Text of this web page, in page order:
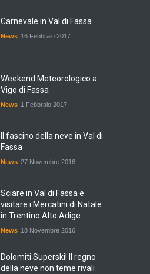
Carnevale in Val di Fassa
News 16 Febbraio 2017
Weekend Meteorologico a
Vigo di Fassa
News 1 Febbraio 2017
Il fascino della neve in Val di
Fassa
News 27 Novembre 2016
Sciare in Val di Fassa e
visitare i Mercatini di Natale
in Trentino Alto Adige
News 18 Novembre 2016
Dolomiti Superski! Il regno
della neve non teme rivali